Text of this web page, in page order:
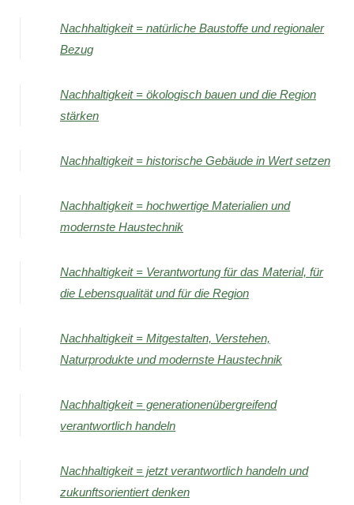
Nachhaltigkeit = natürliche Baustoffe und regionaler
Bezug
Nachhaltigkeit = ökologisch bauen und die Region
stärken
Nachhaltigkeit = historische Gebäude in Wert setzen
Nachhaltigkeit = hochwertige Materialien und
modernste Haustechnik
Nachhaltigkeit = Verantwortung für das Material, für
die Lebensqualität und für die Region
Nachhaltigkeit = Mitgestalten, Verstehen,
Naturprodukte und modernste Haustechnik
Nachhaltigkeit = generationenübergreifend
verantwortlich handeln
Nachhaltigkeit = jetzt verantwortlich handeln und
zukunftsorientiert denken